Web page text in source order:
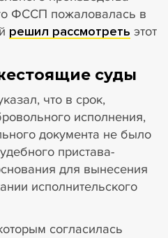
ФССП пожаловалась в
решил рассмотреть этот
суды
что в срок,
исполнения,
документа не было
пристава-
для вынесения
исполнительского
согласилась